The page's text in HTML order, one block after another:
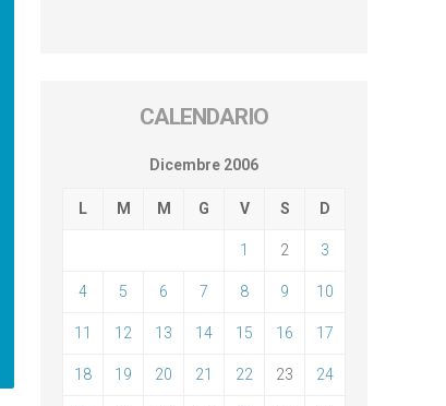
CALENDARIO
Dicembre 2006
L M M G V S D
1 2 3
4 5 6 7 8 9 10
11 12 13 14 15 16 17
18 19 20 21 22 23 24